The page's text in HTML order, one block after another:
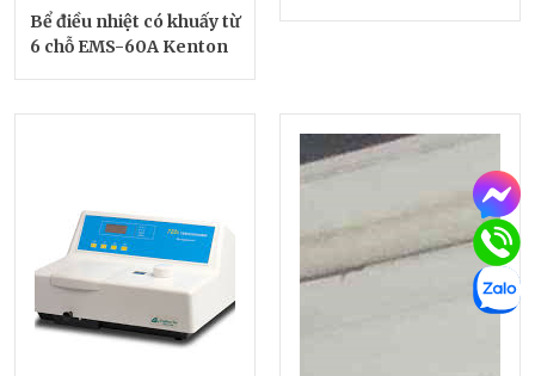
Bể điều nhiệt có khuấy từ
6 chỗ EMS-60A Kenton